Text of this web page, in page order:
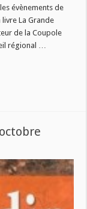
évènements de
La Grande
de la Coupole
régional …